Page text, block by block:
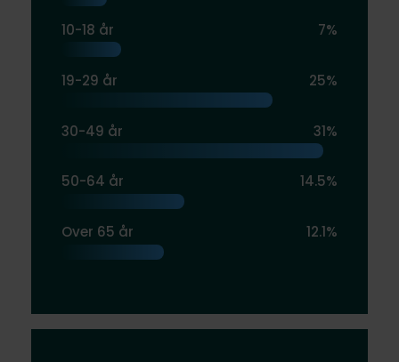
10-18 år 7%
19-29 år 25%
30-49 år 31%
50-64 år 14.5%
Over 65 år 12.1%